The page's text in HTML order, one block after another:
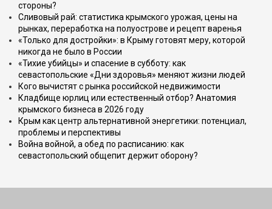
стороны?
Сливовый рай: статистика крымского урожая, цены на
рынках, переработка на полуострове и рецепт варенья
«Только для достройки»: в Крыму готовят меру, которой
никогда не было в России
«Тихие убийцы» и спасение в субботу: как
севастопольские «Дни здоровья» меняют жизни людей
Кого вычистят с рынка российской недвижимости
Кладбище юрлиц или естественный отбор? Анатомия
крымского бизнеса в 2026 году
Крым как центр альтернативной энергетики: потенциал,
проблемы и перспективы
Война войной, а обед по расписанию: как
севастопольский общепит держит оборону?